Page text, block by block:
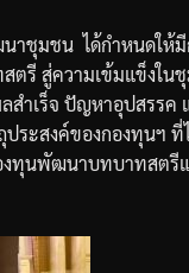
นาชุมชน ได้กำหนดให้มี
ตรี สู่ความเข้มแข็งใน
สำเร็จ ปัญหาอุปสรรค
ประสงค์ของกองทุนฯ ที่
งทุนพัฒนาบทบาทสต